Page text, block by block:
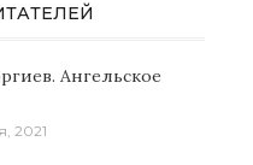
Ангельское
2021